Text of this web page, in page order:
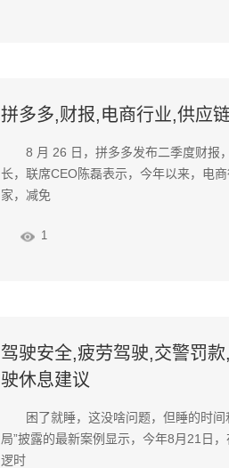
拼多多,财报,电商行业,供应
8 月 26 日，拼多多发布二季度财报
长，联席CEO陈磊表示，今年以来，电
家，减免
1
驾驶安全,疲劳驾驶,交警罚
驶休息建议
困了就睡，这没啥问题，但睡的时
局”披露的最新案例显示，今年8月21日
逻时